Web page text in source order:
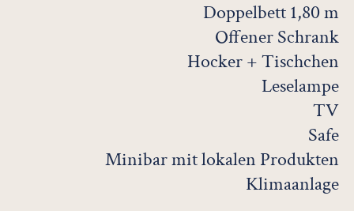
Doppelbett 1,80 m
Offener Schrank
Hocker + Tischchen
Leselampe
TV
Safe
Minibar mit lokalen Produkten
Klimaanlage